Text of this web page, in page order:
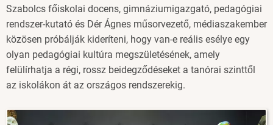
Szabolcs főiskolai docens, gimnáziumigazgató, pedagógiai
rendszer-kutató és Dér Ágnes műsorvezető, médiaszakember
közösen próbálják kideríteni, hogy van-e reális esélye egy
olyan pedagógiai kultúra megszületésének, amely
felülírhatja a régi, rossz beidegződéseket a tanórai szinttől
az iskolákon át az országos rendszerekig.